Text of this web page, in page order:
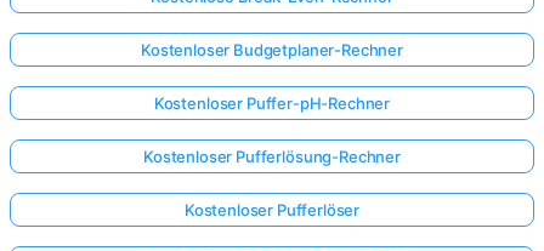
Kostenloser Budgetplaner-Rechner
Kostenloser Puffer-pH-Rechner
Kostenloser Pufferlösung-Rechner
Kostenloser Pufferlöser